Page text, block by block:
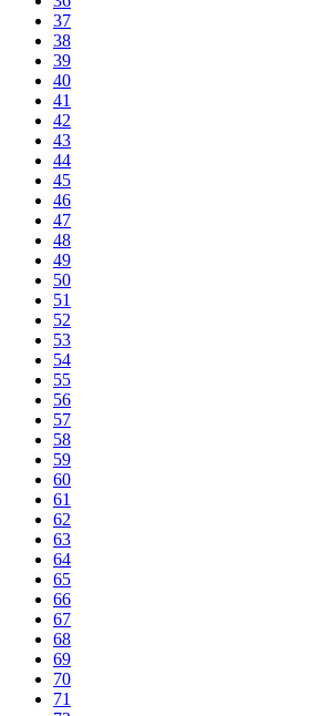
37
38
39
40
41
42
43
44
45
46
47
48
49
50
51
52
53
54
55
56
57
58
59
60
61
62
63
64
65
66
67
68
69
70
71